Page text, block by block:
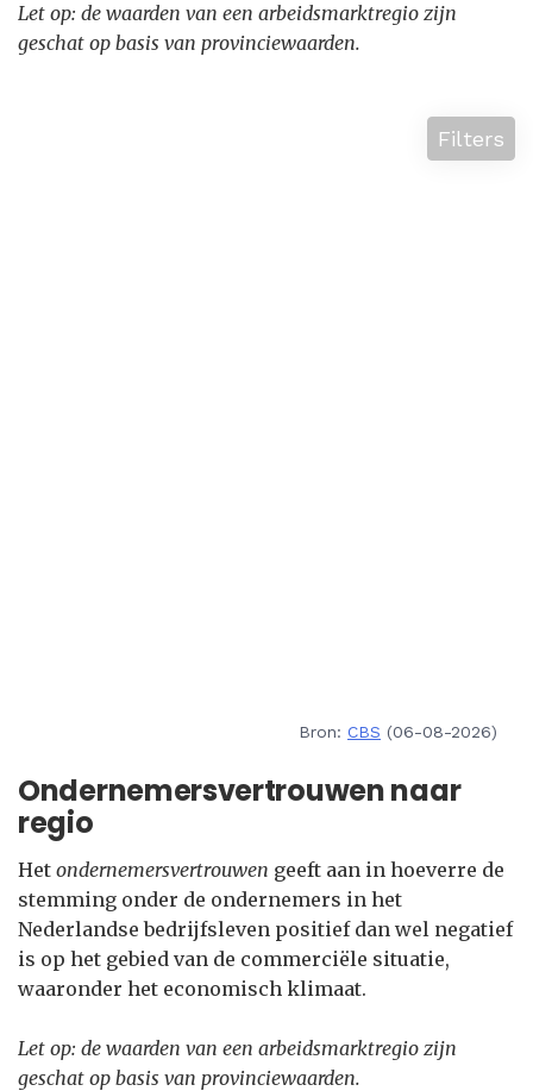
Let op: de waarden van een arbeidsmarktregio zijn
geschat op basis van provinciewaarden.
Filters
Bron: CBS (06-08-2026)
Ondernemersvertrouwen naar
regio
Het ondernemersvertrouwen geeft aan in hoeverre de
stemming onder de ondernemers in het
Nederlandse bedrijfsleven positief dan wel negatief
is op het gebied van de commerciële situatie,
waaronder het economisch klimaat.
Let op: de waarden van een arbeidsmarktregio zijn
geschat op basis van provinciewaarden.